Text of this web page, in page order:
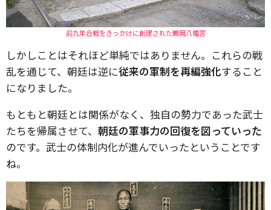
前九年合戦をきっかけに創建された鶴岡八幡宮
しかしことはそれほど単純ではありません。これらの戦
乱を通じて、朝廷は逆に従来の軍制を再編強化すること
になりました。
もともと朝廷とは関係がなく、独自の勢力であった武士
たちを帰属させて、 朝廷の軍事力の回復を図っていった
のです。武士の体制内化が進んでいったということです
ね。